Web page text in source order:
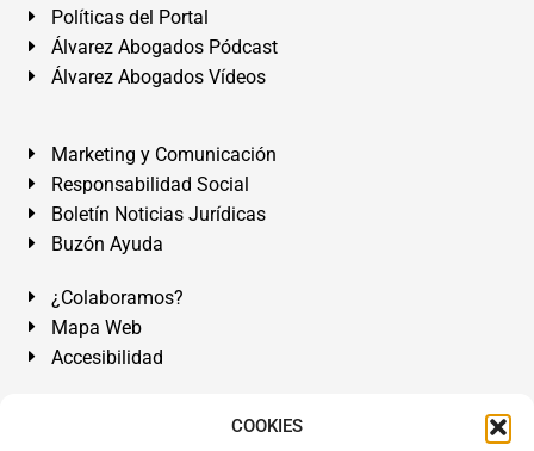
COOKIES
Políticas del Portal
Álvarez Abogados Pódcast
Álvarez Abogados Vídeos
Marketing y Comunicación
Responsabilidad Social
Boletín Noticias Jurídicas
Buzón Ayuda
¿Colaboramos?
Mapa Web
Accesibilidad
Álvarez Abogados Tenerife:Calle Teobaldo Power Nº 7,